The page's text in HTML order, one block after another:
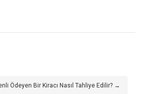
Ödeyen Bir Kiracı Nasıl Tahliye Edilir? →